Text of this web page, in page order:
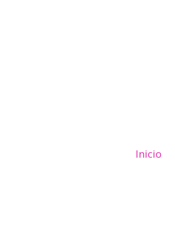
Inicio